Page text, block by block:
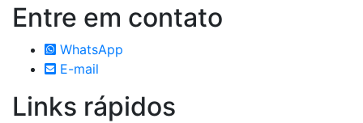
Entre em contato
WhatsApp
E-mail
Links rápidos